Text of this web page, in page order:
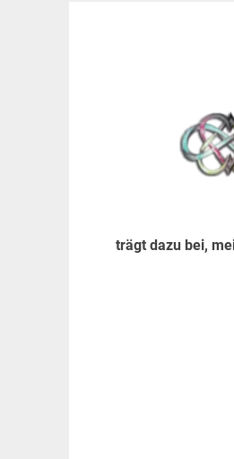
trägt dazu bei,